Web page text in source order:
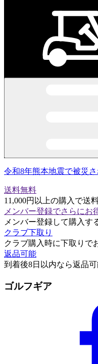
令和8年熊本地震で被災
送料無料
11,000円以上の購入で送
メンバー登録でさらにお
メンバー登録して購入す
クラブ下取り
クラブ購入時に下取りで
返品可能
到着後8日以内なら返品
ゴルフギア